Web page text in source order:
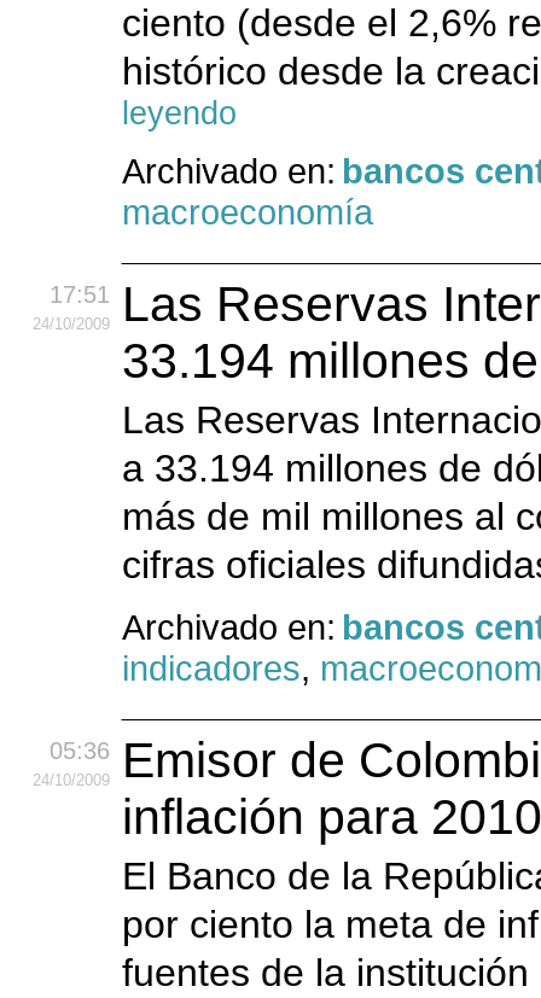
ciento (desde el 2,6%
histórico desde la
leyendo
Archivado en: bancos
macroeconomía
17:51
24/10/2009
Las Reservas
33.194 millones
Las Reservas
a 33.194 millones de
más de mil millones al
cifras oficiales
Archivado en: bancos
indicadores,
05:36
24/10/2009
Emisor de
inflación para 2010
El Banco de la
por ciento la meta de
fuentes de la